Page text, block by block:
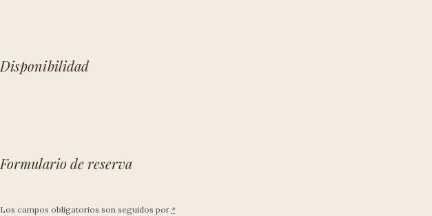
Disponibilidad
Formulario de reserva
Los campos obligatorios son seguidos por *